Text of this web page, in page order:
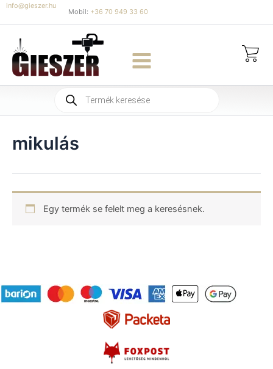
Skip
to
content
info@gieszer.hu
Mobil: +36 70 949 33 60
Products
search
mikulás
Egy termék se felelt meg a keresésnek.